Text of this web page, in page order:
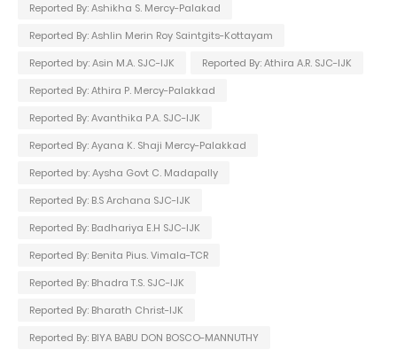
Reported By: Ashikha S. Mercy-Palakad
Reported By: Ashlin Merin Roy Saintgits-Kottayam
Reported by: Asin M.A. SJC-IJK
Reported By: Athira A.R. SJC-IJK
Reported By: Athira P. Mercy-Palakkad
Reported By: Avanthika P.A. SJC-IJK
Reported By: Ayana K. Shaji Mercy-Palakkad
Reported by: Aysha Govt C. Madapally
Reported By: B.S Archana SJC-IJK
Reported By: Badhariya E.H SJC-IJK
Reported By: Benita Pius. Vimala-TCR
Reported By: Bhadra T.S. SJC-IJK
Reported By: Bharath Christ-IJK
Reported By: BIYA BABU DON BOSCO-MANNUTHY